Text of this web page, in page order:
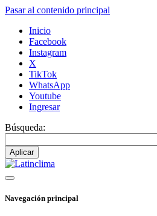
Pasar al contenido principal
Inicio
Facebook
Instagram
X
TikTok
WhatsApp
Youtube
Ingresar
Búsqueda:
Navegación principal